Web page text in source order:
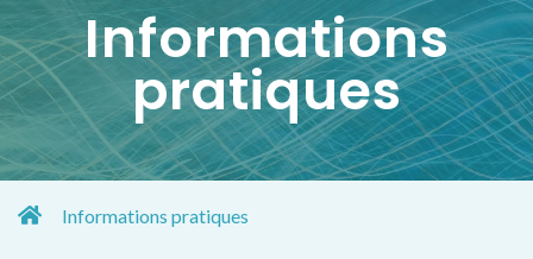
Informations
pratiques
Informations pratiques